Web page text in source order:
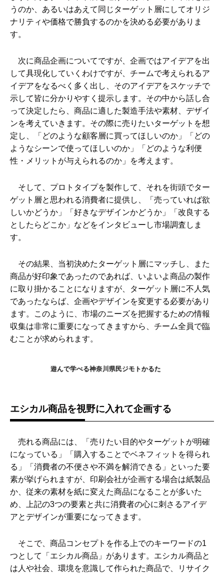
うのか、あるいはあえて同じターゲット層にしてオリジ
ナリティや価格で勝負するのかを決める必要がありま
す。
次に商品企画についてですが、企画ではアイデアを出
して具現化していくわけですが、チームで考えられるア
イデアをなるべく多く出し、そのアイデアをスケッチで
示して皆に分かりやすく提示します。その中から話し合
って決定したら、商品に適した製造手法や素材、デザイ
ンを考えていきます。その際に売りたいターゲットを想
定し、「どのような顧客層に買ってほしいのか」「どの
ようなシーンで使ってほしいのか」「どのような利便
性・メリットが与えられるのか」を考えます。
そして、プロトタイプを製作して、それを街頭でター
ゲット層と思われる消費者に提供し、「売っていれば欲
しいかどうか」「好きなデザインかどうか」「改良する
としたらどこか」などをインタビューし市場調査しま
す。
その結果、当初決めたターゲット層にマッチし、また
商品が好印象であったのであれば、いよいよ商品の製作
に取り掛かることになりますが、ターゲット層に不人気
であったならば、企画やデザインを変更する必要があり
ます。このように、市場のニーズを把握するための情報
収集は非常に重要になってきますから、チーム全員で臨
むことが求められます。
遊んで学べる神奈川県民ジモトかるた
エシカル商品を視野に入れて企画する
売れる商品には、「売りたい目的やターゲットが明確
になっている」「購入することでベネフィットを得られ
る」「消費者の不便さや不満を解消できる」といった要
素が挙げられますが、印刷会社が企画する場合は紙製品
か、従来の素材を紙に変えた商品になることが多いた
め、上記の3つの要素と共に消費者の心に刺さるアイデ
アとデザインが重要になってきます。
そこで、商品コンセプトを作る上でのキーワードの1
つとして「エシカル商品」があります。エシカル商品と
は人や社会、環境を意識して作られた商品で、リサイク